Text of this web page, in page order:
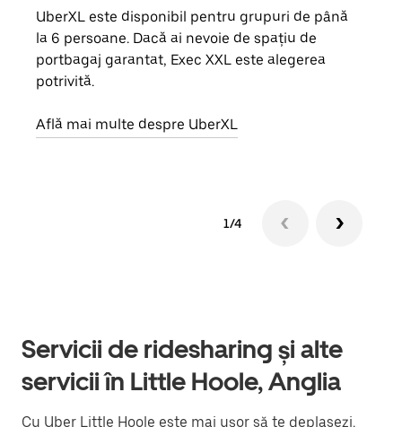
UberXL este disponibil pentru grupuri de până
la 6 persoane. Dacă ai nevoie de spațiu de
portbagaj garantat, Exec XXL este alegerea
potrivită.
Află mai multe despre UberXL
1/4
Servicii de ridesharing și alte
servicii în Little Hoole, Anglia
Cu Uber Little Hoole este mai ușor să te deplasezi.